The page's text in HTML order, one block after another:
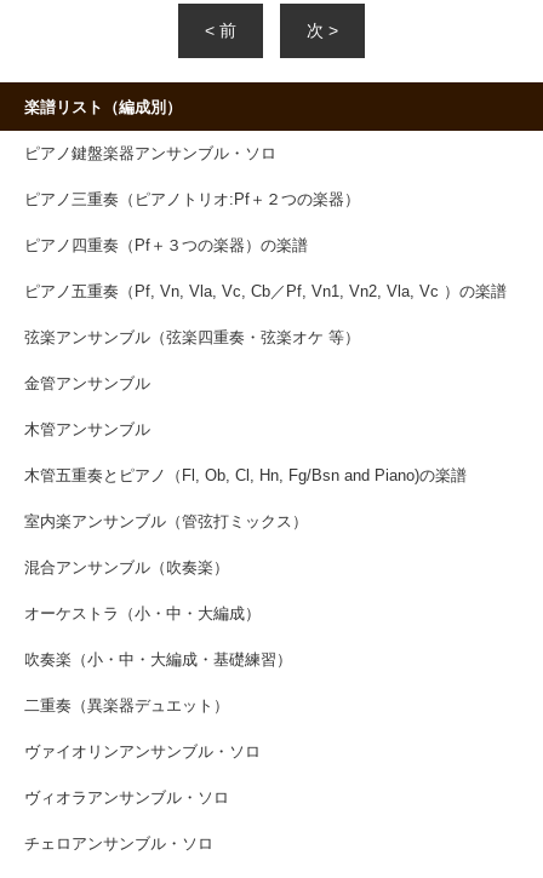
< 前 次 >
楽譜リスト（編成別）
ピアノ鍵盤楽器アンサンブル・ソロ
ピアノ三重奏（ピアノトリオ:Pf＋２つの楽器）
ピアノ四重奏（Pf＋３つの楽器）の楽譜
ピアノ五重奏（Pf, Vn, Vla, Vc, Cb／Pf, Vn1, Vn2, Vla, Vc ）の楽譜
弦楽アンサンブル（弦楽四重奏・弦楽オケ 等）
金管アンサンブル
木管アンサンブル
木管五重奏とピアノ（Fl, Ob, Cl, Hn, Fg/Bsn and Piano)の楽譜
室内楽アンサンブル（管弦打ミックス）
混合アンサンブル（吹奏楽）
オーケストラ（小・中・大編成）
吹奏楽（小・中・大編成・基礎練習）
二重奏（異楽器デュエット）
ヴァイオリンアンサンブル・ソロ
ヴィオラアンサンブル・ソロ
チェロアンサンブル・ソロ